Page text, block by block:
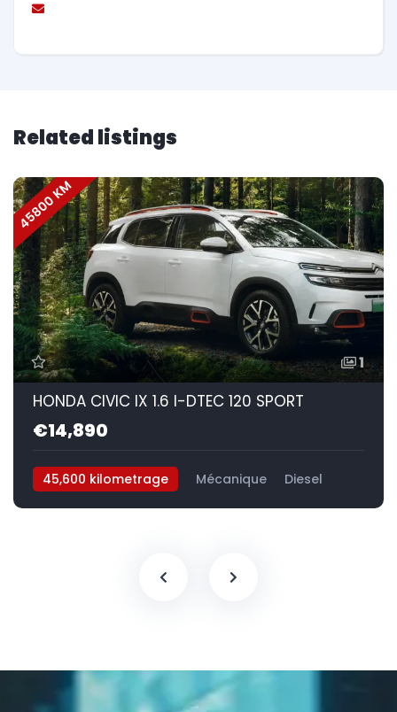
Related listings
45800 KM
1
HONDA CIVIC IX 1.6 I-DTEC 120 SPORT
€14,890
45,600 kilometrage Mécanique Diesel